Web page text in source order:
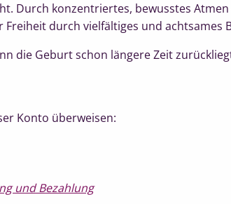
Durch konzentriertes, bewusstes
durch vielfältiges und achtsames
die Geburt schon längere Zeit
Konto überweisen:
und Bezahlung